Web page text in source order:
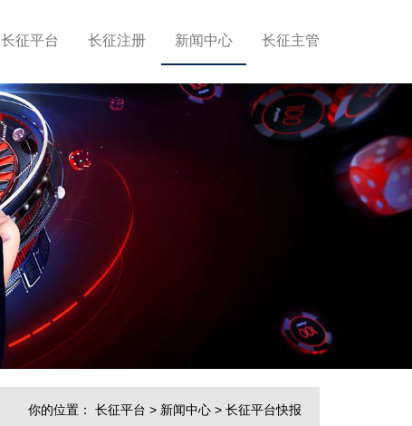
长征平台 长征注册 新闻中心 长征主管
你的位置： 长征平台 > 新闻中心 > 长征平台快报